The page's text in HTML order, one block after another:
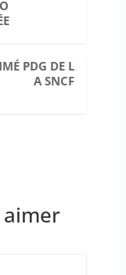
PDG DE L
A SNCF